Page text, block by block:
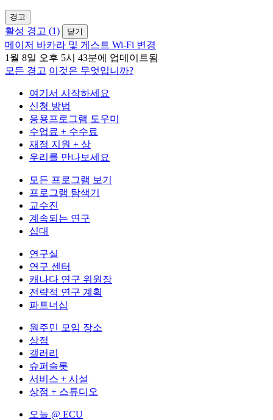
경고
활성 경고 (1) 닫기
메이저 바카라 및 게스트 Wi-Fi 변경
1월 8일 오후 5시 43분에 업데이트됨
모든 경고 이것은 무엇입니까?
여기서 시작하세요
신청 방법
응용프로그램 도우미
수업료 + 수수료
재정 지원 + 상
우리를 만나보세요
모든 프로그램 보기
프로그램 탐색기
교수진
계속되는 연구
십대
연구실
연구 센터
캐나다 연구 위원장
전략적 연구 계획
파트너십
원주민 모임 장소
상점
갤러리
슈퍼슬롯
서비스 + 시설
상점 + 스튜디오
오늘 @ ECU